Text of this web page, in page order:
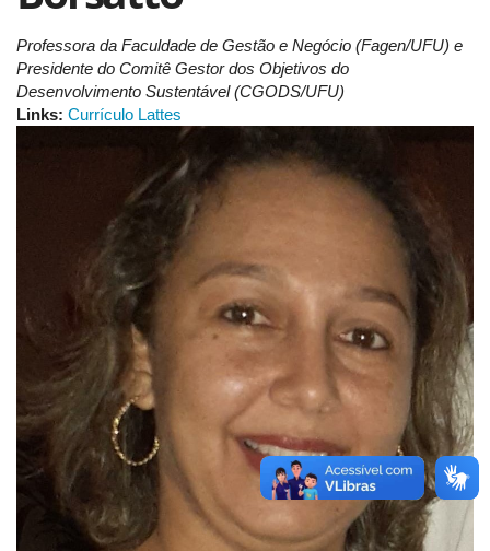
Professora da Faculdade de Gestão e Negócio (Fagen/UFU) e
Presidente do Comitê Gestor dos Objetivos do
Desenvolvimento Sustentável (CGODS/UFU)
Links: Currículo Lattes